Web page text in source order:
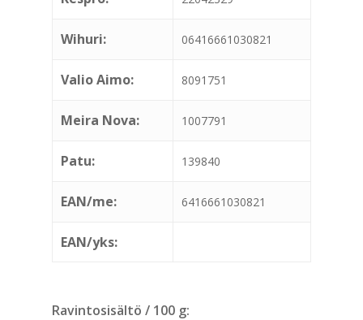
Wihuri: 06416661030821
Valio Aimo: 8091751
Meira Nova: 1007791
Patu: 139840
EAN/me: 6416661030821
EAN/yks:
Ravintosisältö / 100 g: